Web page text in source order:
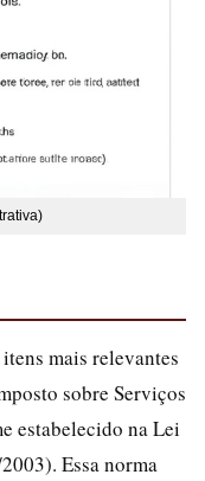
mais relevantes
sobre Serviços
estabelecido na Lei
Essa norma